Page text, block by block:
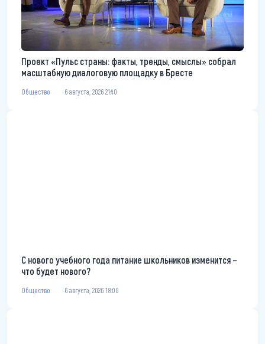
Проект «Пульс страны: факты, тренды, смыслы» собрал
масштабную диалоговую площадку в Бресте
Общество 6 августа, 2026 21:40
С нового учебного года питание школьников изменится –
что будет нового?
Общество 6 августа, 2026 18:00